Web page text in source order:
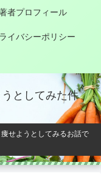
としてみた件
せようとしてみるお話で
者プロフィール
イバシーポリシー